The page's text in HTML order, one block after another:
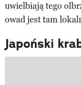
uwielbiają tego
owad jest tam
Japoński